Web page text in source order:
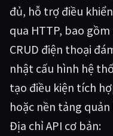
đủ, hỗ trợ điều
qua HTTP, bao
CRUD điện thoại
nhật cấu hình hệ
tạo điều kiện tích
hoặc nền tảng
Địa chỉ API cơ bản: